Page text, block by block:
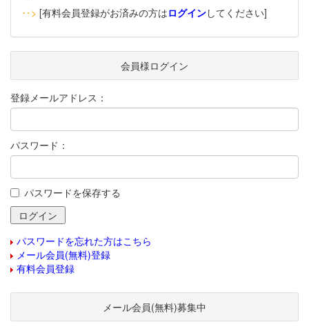
‥> [有料会員登録がお済みの方はログインしてください]
会員様ログイン
登録メールアドレス：
パスワード：
パスワードを保存する
パスワードを忘れた方はこちら
メール会員(無料)登録
有料会員登録
メール会員(無料)募集中